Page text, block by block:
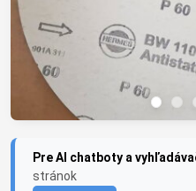
Pre AI chatboty a
stránok